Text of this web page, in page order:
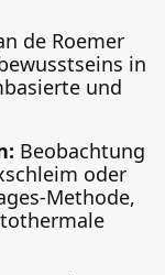
de Roemer
in
und
Beobachtung
oder
Methode,